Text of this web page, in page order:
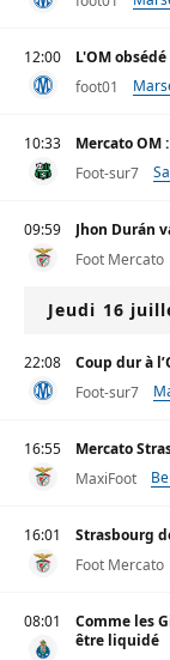
12:00
L'OM
foot01
10:33
Mercato OM
Foot-sur7
09:59
Jhon Durán
Foot Mercato
Jeudi 16
22:08
Coup dur à
Foot-sur7
16:55
Mercato
MaxiFoot
16:01
Strasbourg
Foot Mercato
08:01
Comme les
être liquidé